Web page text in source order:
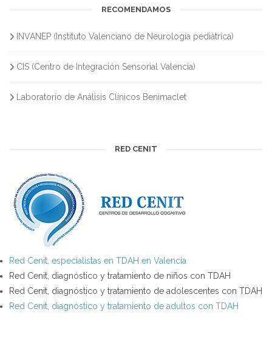
RECOMENDAMOS
INVANEP (Instituto Valenciano de Neurología pediátrica)
CIS (Centro de Integración Sensorial Valencia)
Laboratorio de Análisis Clínicos Benimaclet
RED CENIT
Red Cenit, especialistas en TDAH en Valencia
Red Cenit, diagnóstico y tratamiento de niños con TDAH
Red Cenit, diagnóstico y tratamiento de adolescentes con TDAH
Red Cenit, diagnóstico y tratamiento de adultos con TDAH